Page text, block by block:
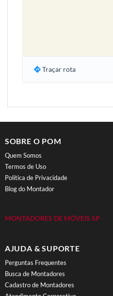
Traçar rota
SOBRE O POM
Quem Somos
Termos de Uso
Política de Privacidade
Blog do Montador
MONTADORES DE MÓVEIS SP
AJUDA & SUPORTE
Perguntas Frequentes
Busca de Montadores
Cadastro de Montadores